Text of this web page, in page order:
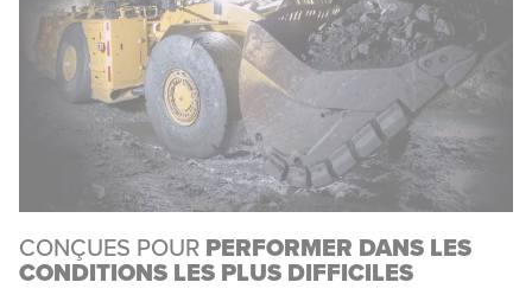
CONÇUES POUR PERFORMER DANS LES
CONDITIONS LES PLUS DIFFICILES